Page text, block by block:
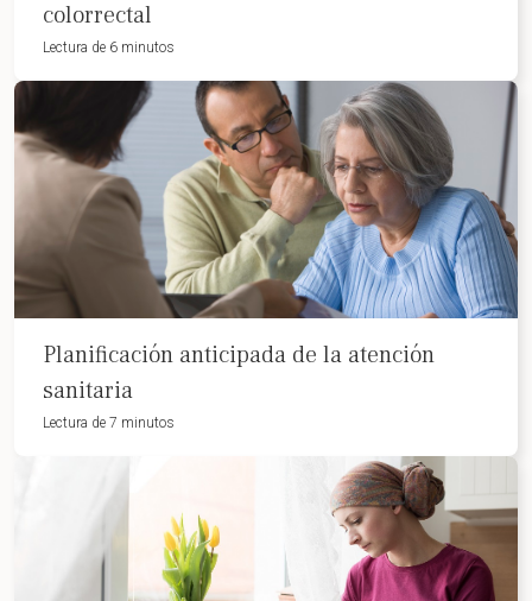
colorrectal
Lectura de 6 minutos
Planificación anticipada de la atención
sanitaria
Lectura de 7 minutos